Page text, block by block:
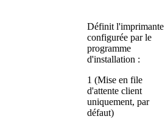
Définit l'imprimante
configurée par le
programme
d'installation :
1 (Mise en file
d'attente client
uniquement, par
défaut)